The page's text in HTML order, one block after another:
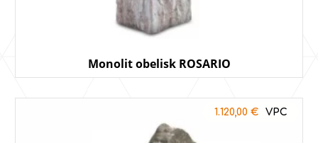
Monolit obelisk ROSARIO
1.120,00 €